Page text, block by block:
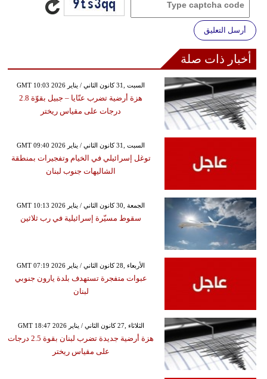
أرسل التعليق
أخبار ذات صلة
GMT 10:03 2026 السبت ,31 كانون الثاني / يناير
هزة أرضية تضرب عنّايا – جبيل بقوّة 2.8
درجات على مقياس ريختر
GMT 09:40 2026 السبت ,31 كانون الثاني / يناير
توغل إسرائيلي في الخيام وتفجيرات بمنطقة
الشاليهات جنوب لبنان
GMT 10:13 2026 الجمعة ,30 كانون الثاني / يناير
سقوط مسيّرة إسرائيلية في رب ثلاثين
GMT 07:19 2026 الأربعاء ,28 كانون الثاني / يناير
عبوات متفجرة تستهدف بلدة يارون جنوبي
لبنان
GMT 18:47 2026 الثلاثاء ,27 كانون الثاني / يناير
هزة أرضية جديدة تضرب لبنان بقوة 2.5 درجات
على مقياس ريختر